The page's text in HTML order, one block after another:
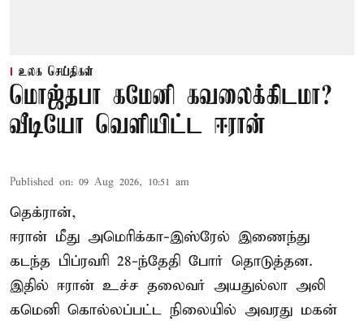
உலக செய்திகள்
மொஜ்தபா கமேனி கவலைக்கிடமா?
வீடியோ வெளியிட்ட ஈரான்
Published on: 09 Aug 2026, 10:51 am
தெக்ரான்,
ஈரான் மீது அமெரிக்கா-இஸ்ரேல் இணைந்து
கடந்த பிப்ரவரி 28-ந்தேதி போர் தொடுத்தன.
இதில் ஈரான் உச்ச தலைவர் அயதுல்லா அலி
கமெனி கொல்லப்பட்ட நிலையில் அவரது மகன்